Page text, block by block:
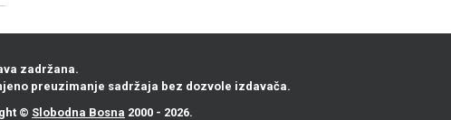
zadržana.
preuzimanje sadržaja bez dozvole izdavača.
© Slobodna Bosna 2000 - 2026.